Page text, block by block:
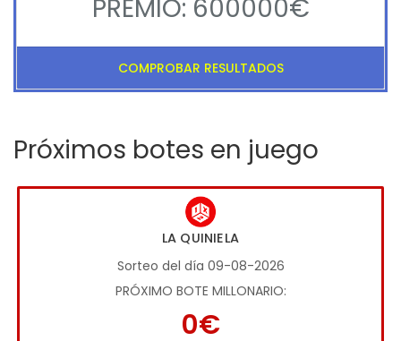
PREMIO: 600000€
COMPROBAR RESULTADOS
Próximos botes en juego
LA QUINIELA
Sorteo del día 09-08-2026
PRÓXIMO BOTE MILLONARIO:
0€